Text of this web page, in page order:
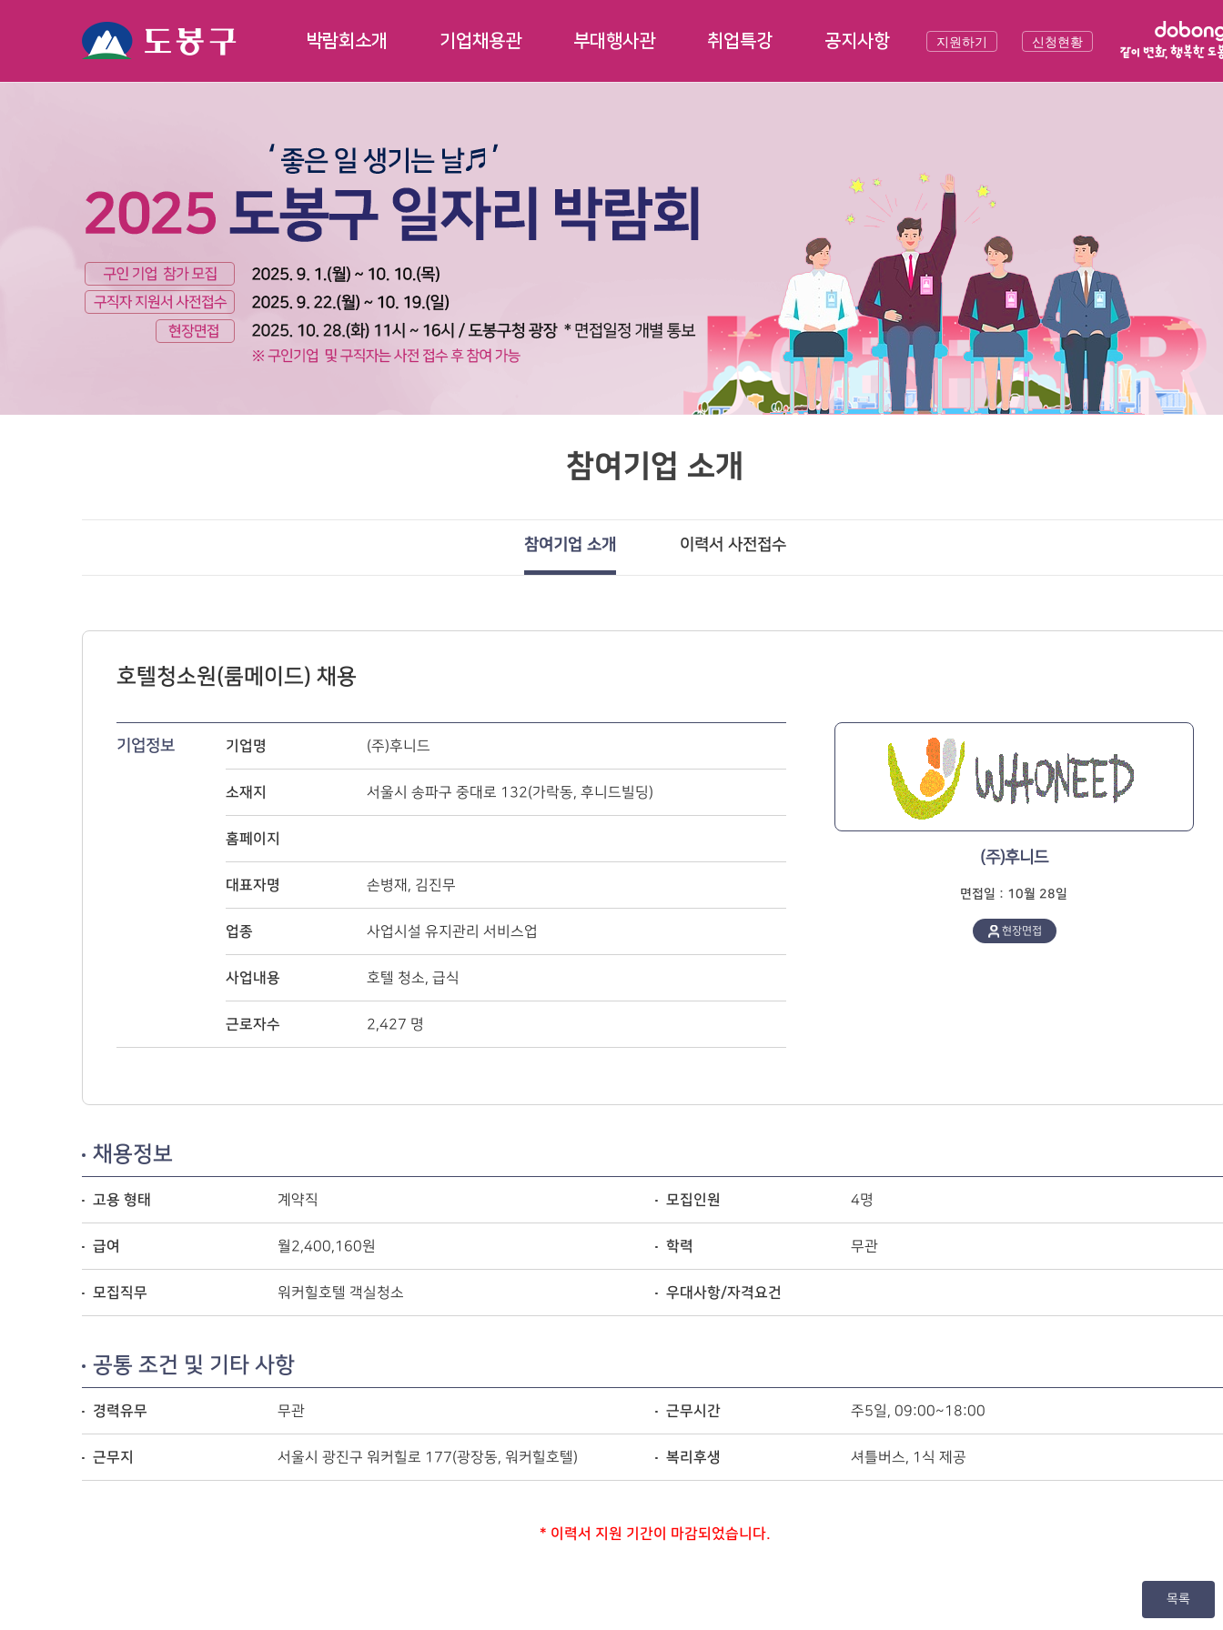
박람회소개 기업채용관 부대행사관 취업특강 공지사항 지원하기 신청현황
참여기업 소개
참여기업 소개 이력서 사전접수
호텔청소원(룸메이드) 채용
기업정보 기업명 (주)후니드
소재지 서울시 송파구 중대로 132(가락동, 후니드빌딩)
홈페이지
대표자명 손병재, 김진무
업종 사업시설 유지관리 서비스업
사업내용 호텔 청소, 급식
근로자수 2,427 명
(주)후니드
면접일 : 10월 28일
현장면접
채용정보
고용 형태 계약직 모집인원 4명
급여 월2,400,160원 학력 무관
모집직무 워커힐호텔 객실청소 우대사항/자격요건
공통 조건 및 기타 사항
경력유무 무관 근무시간 주5일, 09:00~18:00
근무지 서울시 광진구 워커힐로 177(광장동, 워커힐호텔) 복리후생 셔틀버스, 1식 제공
* 이력서 지원 기간이 마감되었습니다.
목록